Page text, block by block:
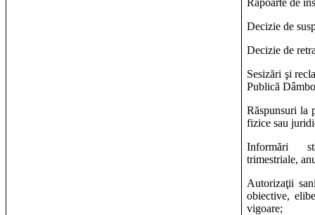
Decizie de
Decizie de
Sesizări şi
Publică
Răspunsuri la
fizice sau
Informări
trimestriale,
Autorizaţii
obiective,
vigoare;